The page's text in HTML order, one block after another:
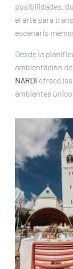
posibilidades,
el arte para
escenario
Desde la
ambientación
NARDI ofrece
ambientes